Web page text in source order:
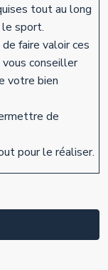
tout au long
le sport.
faire valoir ces
conseiller
votre bien
de
pour le réaliser.